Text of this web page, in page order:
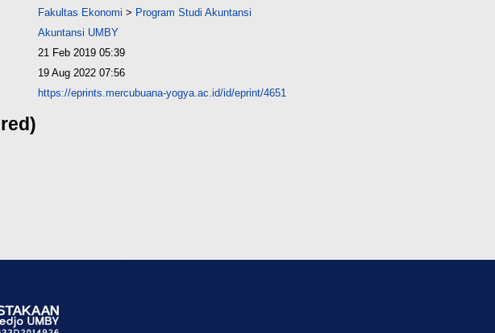
Fakultas Ekonomi > Program Studi Akuntansi
Akuntansi UMBY
21 Feb 2019 05:39
19 Aug 2022 07:56
https://eprints.mercubuana-yogya.ac.id/id/eprint/4651